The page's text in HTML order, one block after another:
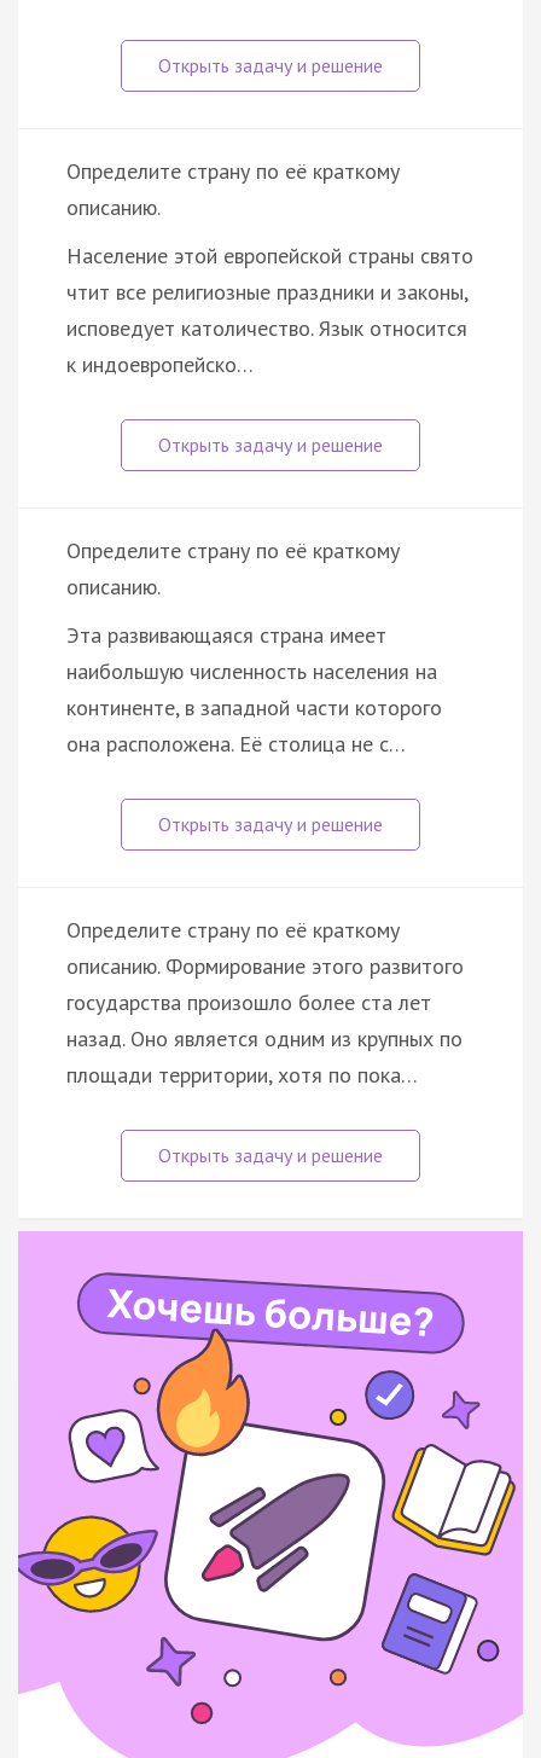
Определите страну по её краткому
описанию.
Население этой европейской страны свято
чтит все религиозные праздники и законы,
исповедует католичество. Язык относится
к индоевропейско…
Определите страну по её краткому
описанию.
Эта развивающаяся страна имеет
наибольшую численность населения на
континенте, в западной части которого
она расположена. Её столица не с…
Определите страну по её краткому
описанию. Формирование этого развитого
государства произошло более ста лет
назад. Оно является одним из крупных по
площади территории, хотя по пока…